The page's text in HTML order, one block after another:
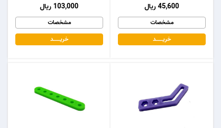
103,000 ریال
مشخصات
خریـــــــد
45,600 ریال
مشخصات
خریـــــــد